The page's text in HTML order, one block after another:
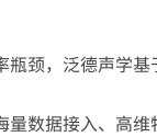
颈，泛德声学
数据接入、高